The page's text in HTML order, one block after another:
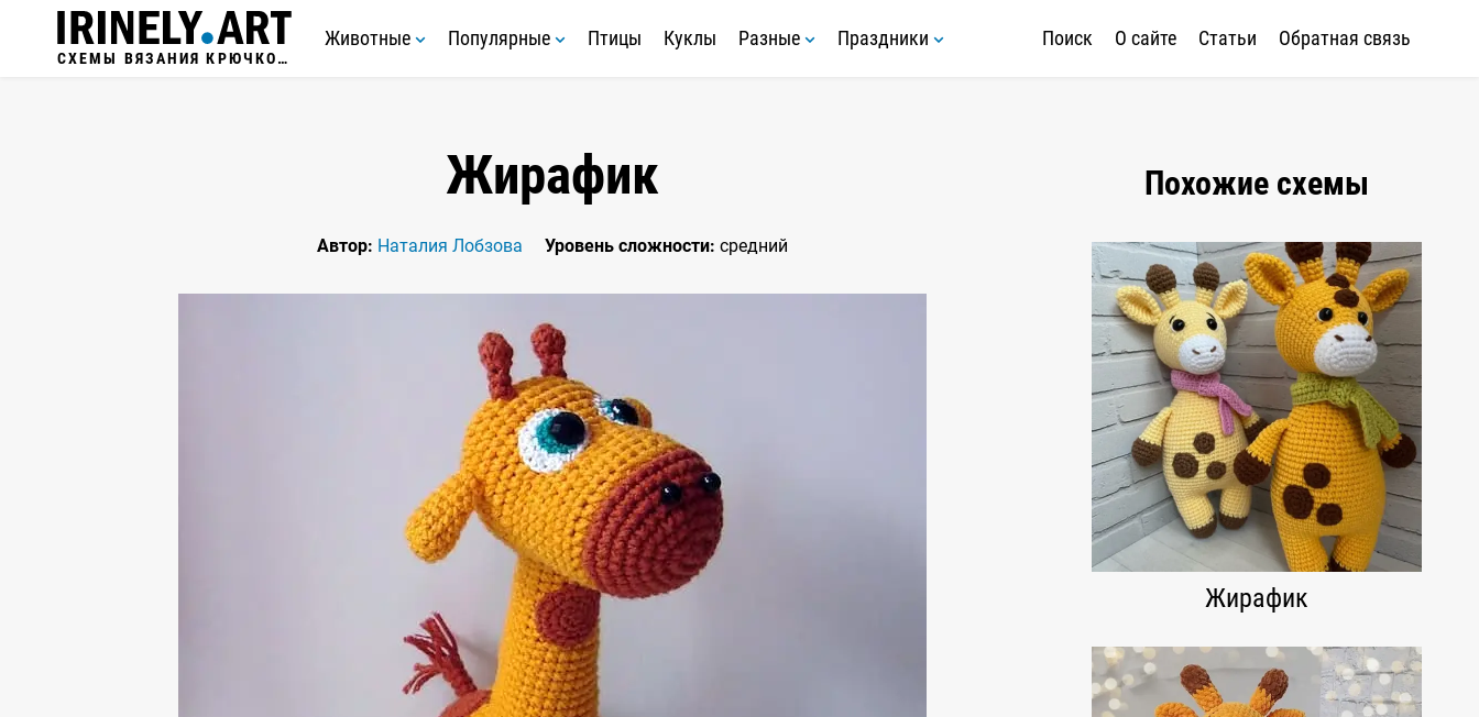
СХЕМЫ ВЯЗАНИЯ КРЮЧКОМ
Животные Популярные Птицы Куклы Разные Праздники Поиск О сайте Статьи Обратная связь
Жирафик
Автор: Наталия Лобзова Уровень сложности: средний
Похожие схемы
Жирафик